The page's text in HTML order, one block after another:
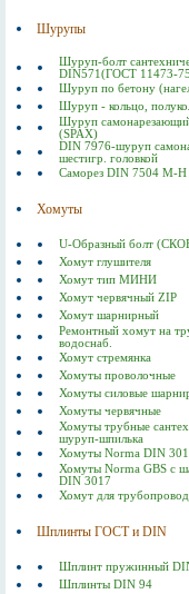
Шурупы
Шуруп-болт
DIN571(ГОСТ 11473-
Шуруп по бетону
Шуруп - кольцо,
Шуруп
(SPAX)
DIN 7976-шуруп
шестигр. головкой
Саморез DIN 7504 M-H
Хомуты
U-Образный болт
Хомут глушителя
Хомут тип МИНИ
Хомут червячный ZIP
Хомут шарнирный
Ремонтный хомут на
водоснаб.
Хомут стремянка
Хомуты проволочные
Хомуты силовые
Хомуты червячные
Хомуты трубные
шуруп-шпилька
Хомуты Norma DIN
Хомуты Norma GBS с ш/
DIN 3017
Хомут для
Шплинты ГОСТ и DIN
Шплинт пружинный
Шплинты DIN 94